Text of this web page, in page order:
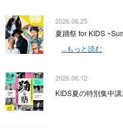
2026.06.25
夏踊祭 for KIDS
...もっと読む
2026.06.12
KIDS夏の特別集中